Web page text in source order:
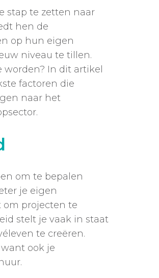
stap te zetten naar
hen de
op hun eigen
niveau te tillen.
worden? In dit artikel
factoren die
naar het
om te bepalen
je eigen
projecten te
stelt je vaak in staat
te creëren.
ook je